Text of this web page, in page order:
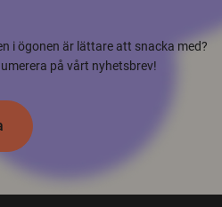
i ögonen är lättare att snacka med?
på vårt nyhetsbrev!